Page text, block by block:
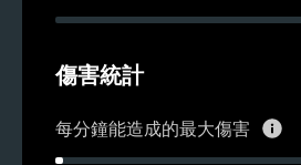
傷害統計
每分鐘能造成的最大傷害